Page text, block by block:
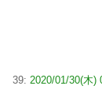
39: 2020/01/30(木)